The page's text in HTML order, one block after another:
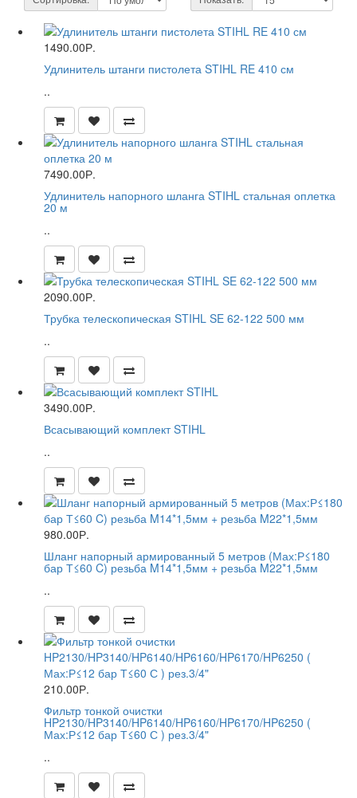
1490.00Р.
Удлинитель штанги пистолета STIHL RE 410 см
..
7490.00Р.
Удлинитель напорного шланга STIHL стальная оплетка
20 м
..
2090.00Р.
Трубка телескопическая STIHL SE 62-122 500 мм
..
3490.00Р.
Всасывающий комплект STIHL
..
980.00Р.
Шланг напорный армированный 5 метров (Мах:Р≤180
бар Т≤60 C) резьба M14*1,5мм + резьба M22*1,5мм
..
210.00Р.
Фильтр тонкой очистки
HP2130/HP3140/HP6140/HP6160/HP6170/HP6250 (
Мах:Р≤12 бар Т≤60 С ) рез.3/4"
..